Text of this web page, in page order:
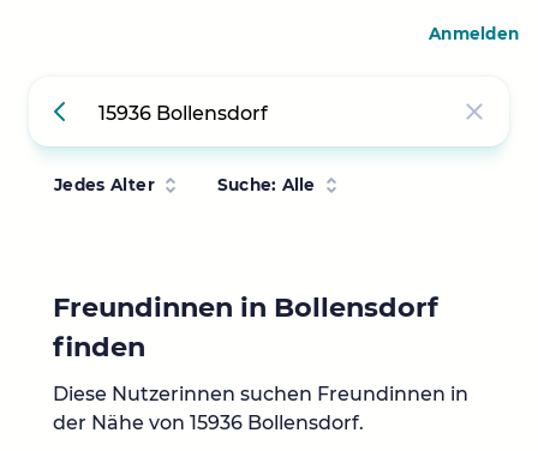
Jedes Alter Suche: Alle
Freundinnen in Bollensdorf
finden
Diese Nutzerinnen suchen Freundinnen in
der Nähe von 15936 Bollensdorf.
Anmelden